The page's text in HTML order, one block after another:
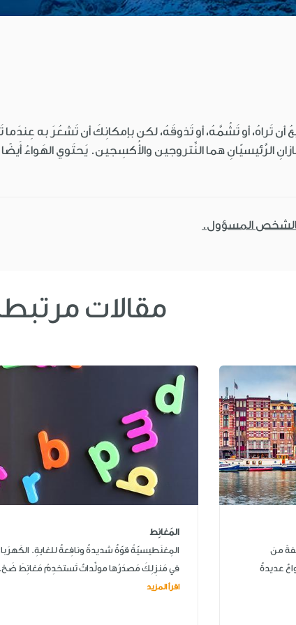
أن تَراهُ، أو تَشُمَّهُ، أو تَذوقَهُ، لكن بإمكانِكَ أن تَشعُرَ به
الرَّئيسيّانِ هما النِّتروجين والأُكسِجين. يَحتَوي الهَواءُ أَيضًا
بالشخص المسؤول.
مقالات
منَ
عديدةٌ
المَغانِط
المِغنَطيسيّةُ قوّةٌ شديدةٌ ونافِعةٌ للغايةِ.
في مَنزِلِكَ مَصدَرُها مولِّداتٌ تَستخدِمُ مَغانِطَ
اقرأ المزيد